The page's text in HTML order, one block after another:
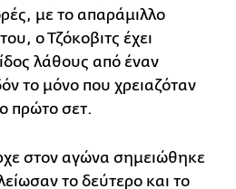
με το απαράμιλλο
ο Τζόκοβιτς έχει
λάθους από έναν
το μόνο που χρειαζόταν
πρώτο σετ.
στον αγώνα σημειώθηκε
το δεύτερο και το